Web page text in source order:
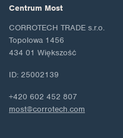
Centrum Most
CORROTECH TRADE s.r.o.
Topolowa 1456
434 01 Większość
ID: 25002139
+420 602 452 807
most@corrotech.com